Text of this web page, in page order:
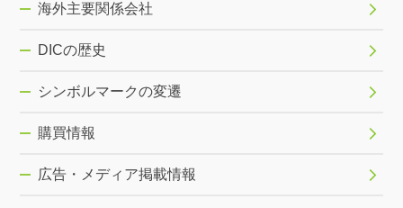
海外主要関係会社
DICの歴史
シンボルマークの変遷
購買情報
広告・メディア掲載情報